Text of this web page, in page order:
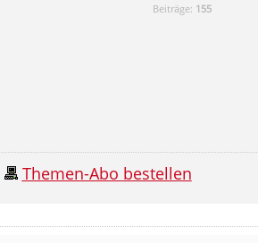
Beiträge: 155
Themen-Abo bestellen